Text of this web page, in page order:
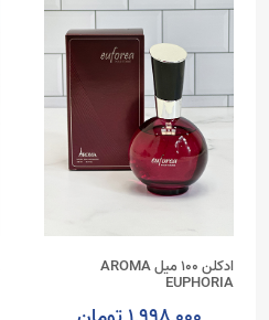
ادکلن 100 میل AROMA
EUPHORIA